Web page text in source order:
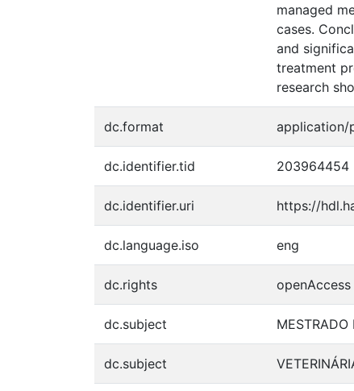
managed
cases.
and
treatment
research
dc.format application/
dc.identifier.tid 203964454
dc.identifier.uri https://
dc.language.iso eng
dc.rights openAccess
dc.subject MESTRADO
dc.subject